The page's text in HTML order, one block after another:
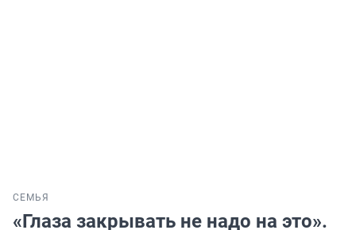
СЕМЬЯ
«Глаза закрывать не надо на это».